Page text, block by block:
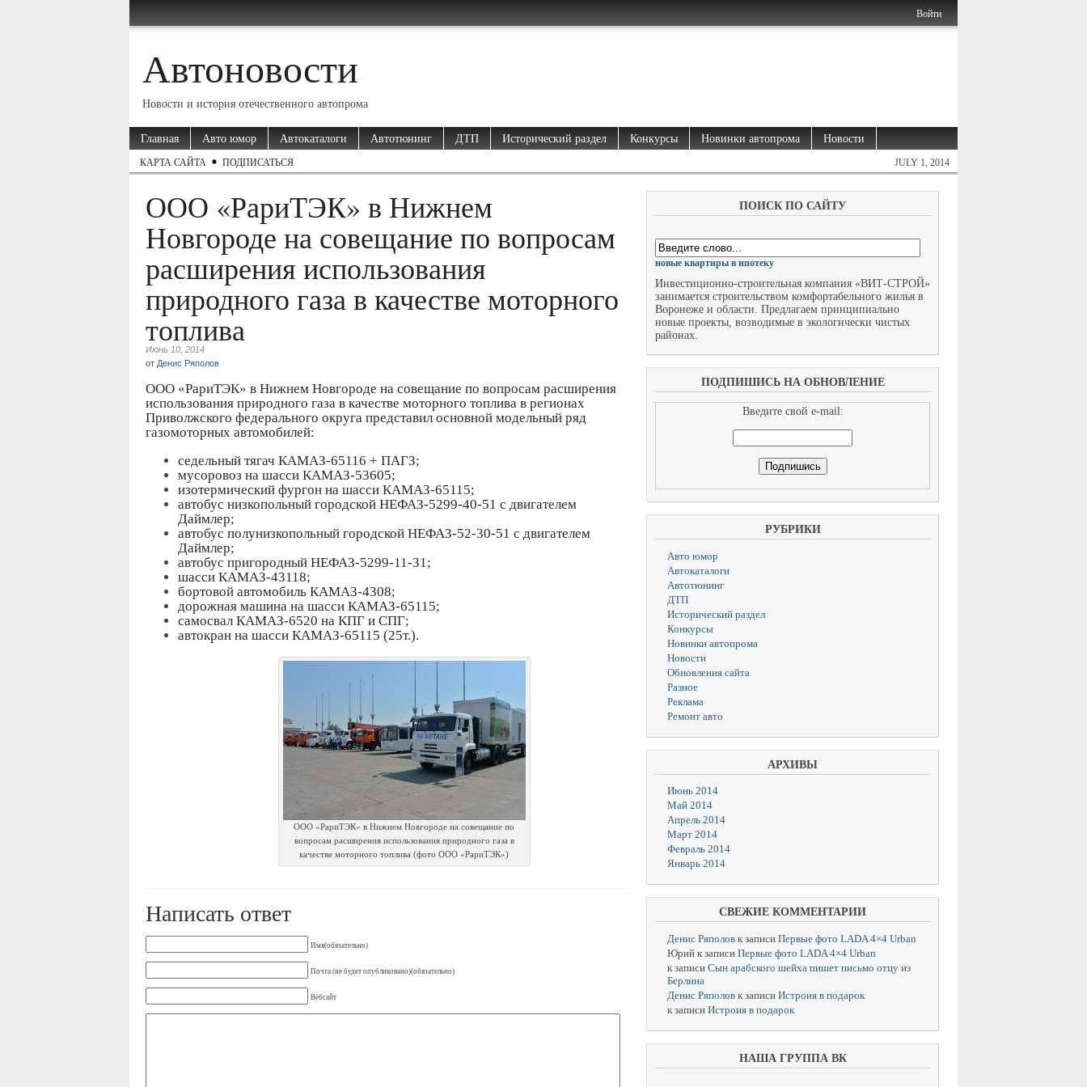
Войти
Автоновости
Новости и история отечественного автопрома
Главная Авто юмор Автокаталоги Автотюнинг ДТП Исторический раздел Конкурсы Новинки автопрома Новости
КАРТА САЙТА ПОДПИСАТЬСЯ JULY 1, 2014
ООО «РариТЭК» в Нижнем
Новгороде на совещание по вопросам
расширения использования
природного газа в качестве моторного
топлива
Июнь 10, 2014
от Денис Ряполов
ООО «РариТЭК» в Нижнем Новгороде на совещание по вопросам расширения
использования природного газа в качестве моторного топлива в регионах
Приволжского федерального округа представил основной модельный ряд
газомоторных автомобилей:
седельный тягач КАМАЗ-65116 + ПАГЗ;
мусоровоз на шасси КАМАЗ-53605;
изотермический фургон на шасси КАМАЗ-65115;
автобус низкопольный городской НЕФАЗ-5299-40-51 с двигателем
Даймлер;
автобус полунизкопольный городской НЕФАЗ-52-30-51 с двигателем
Даймлер;
автобус пригородный НЕФАЗ-5299-11-31;
шасси КАМАЗ-43118;
бортовой автомобиль КАМАЗ-4308;
дорожная машина на шасси КАМАЗ-65115;
самосвал КАМАЗ-6520 на КПГ и СПГ;
автокран на шасси КАМАЗ-65115 (25т.).
ООО «РариТЭК» в Нижнем Новгороде на совещание по
вопросам расширения использования природного газа в
качестве моторного топлива (фото ООО «РариТЭК»)
Написать ответ
Имя(обязательно)
Почта (не будет опубликовано)(обязательно)
Вебсайт
ПОИСК ПО САЙТУ
новые квартиры в ипотеку
Инвестиционно-строительная компания «ВИТ-СТРОЙ»
занимается строительством комфортабельного жилья в
Воронеже и области. Предлагаем принципиально
новые проекты, возводимые в экологически чистых
районах.
ПОДПИШИСЬ НА ОБНОВЛЕНИЕ
Введите свой e-mail:
РУБРИКИ
Авто юмор
Автокаталоги
Автотюнинг
ДТП
Исторический раздел
Конкурсы
Новинки автопрома
Новости
Обновления сайта
Разное
Реклама
Ремонт авто
АРХИВЫ
Июнь 2014
Май 2014
Апрель 2014
Март 2014
Февраль 2014
Январь 2014
СВЕЖИЕ КОММЕНТАРИИ
Денис Ряполов к записи Первые фото LADA 4×4 Urban
Юрий к записи Первые фото LADA 4×4 Urban
к записи Сын арабского шейха пишет письмо отцу из
Берлина
Денис Ряполов к записи Истроия в подарок
к записи Истроия в подарок
НАША ГРУППА ВК